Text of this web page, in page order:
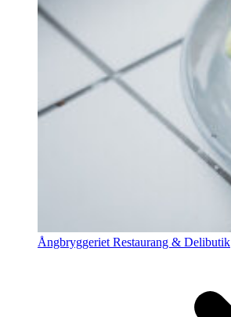
Ångbryggeriet Restaurang & Delibutik